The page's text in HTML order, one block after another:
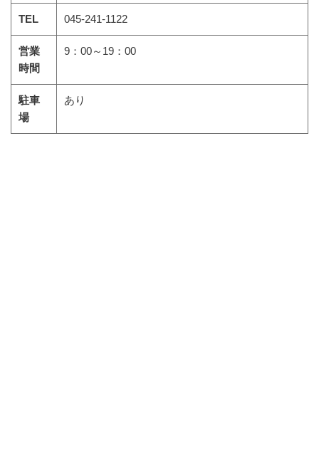
TEL 045-241-1122
営業
時間
9：00～19：00
駐車
場
あり